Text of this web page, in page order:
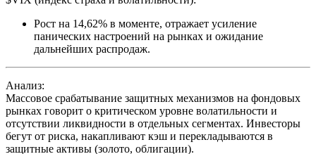
Рост на 14,62% в моменте, отражает усиление
панических настроений на рынках и ожидание
дальнейших распродаж.
Анализ:
Массовое срабатывание защитных механизмов на фондовых
рынках говорит о критическом уровне волатильности и
отсутствии ликвидности в отдельных сегментах. Инвесторы
бегут от риска, накапливают кэш и перекладываются в
защитные активы (золото, облигации).